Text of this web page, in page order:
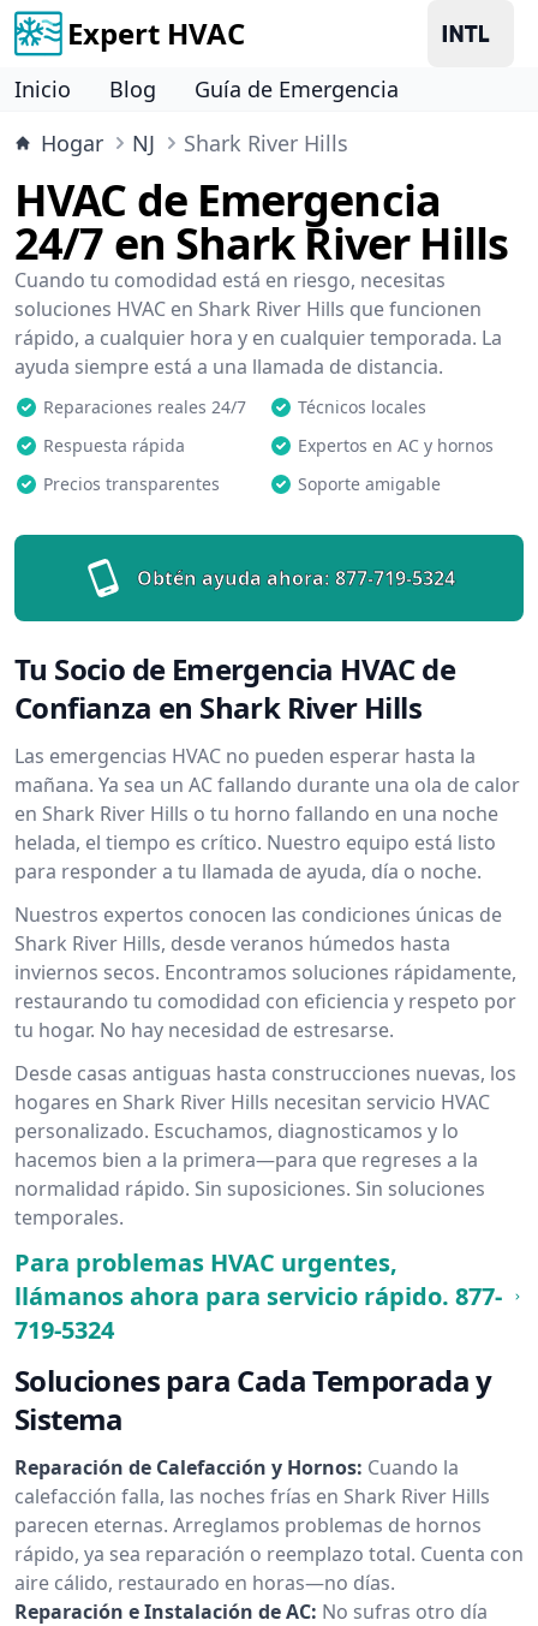
Expert HVAC
Inicio Blog
Guía de Emergencia
Hogar
NJ Shark River Hills
HVAC de Emergencia
24/7 en Shark River Hills
Cuando tu comodidad está en riesgo, necesitas
soluciones HVAC en Shark River Hills que funcionen
rápido, a cualquier hora y en cualquier temporada. La
ayuda siempre está a una llamada de distancia.
Reparaciones reales 24/7
Técnicos locales
Respuesta rápida
Expertos en AC y hornos
Precios transparentes
Soporte amigable
Obtén ayuda ahora: 877-719-5324
Tu Socio de Emergencia HVAC de
Confianza en Shark River Hills
Las emergencias HVAC no pueden esperar hasta la
mañana. Ya sea un AC fallando durante una ola de calor
en Shark River Hills o tu horno fallando en una noche
helada, el tiempo es crítico. Nuestro equipo está listo
para responder a tu llamada de ayuda, día o noche.
Nuestros expertos conocen las condiciones únicas de
Shark River Hills, desde veranos húmedos hasta
inviernos secos. Encontramos soluciones rápidamente,
restaurando tu comodidad con eficiencia y respeto por
tu hogar. No hay necesidad de estresarse.
Desde casas antiguas hasta construcciones nuevas, los
hogares en Shark River Hills necesitan servicio HVAC
personalizado. Escuchamos, diagnosticamos y lo
hacemos bien a la primera—para que regreses a la
normalidad rápido. Sin suposiciones. Sin soluciones
temporales.
Para problemas HVAC urgentes,
llámanos ahora para servicio rápido. 877-
719-5324
Soluciones para Cada Temporada y
Sistema
Reparación de Calefacción y Hornos: Cuando la
calefacción falla, las noches frías en Shark River Hills
parecen eternas. Arreglamos problemas de hornos
rápido, ya sea reparación o reemplazo total. Cuenta con
aire cálido, restaurado en horas—no días.
Reparación e Instalación de AC: No sufras otro día